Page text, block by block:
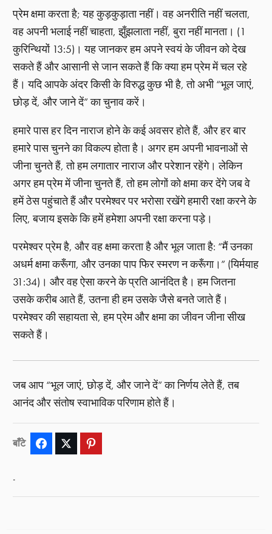
प्रेम क्षमा करता है; यह कुड़कुड़ाता नहीं। वह अनरीति नहीं चलता,
वह अपनी भलाई नहीं चाहता, झुँझलाता नहीं, बुरा नहीं मानता। (1
कुरिन्थियों 13:5)। यह जानकर हम अपने स्वयं के जीवन को देख
सकते हैं और आसानी से जान सकते हैं कि क्या हम प्रेम में चल रहे
हैं। यदि आपके अंदर किसी के विरुद्ध कुछ भी है, तो अभी “भूल जाएं,
छोड़ दें, और जाने दें” का चुनाव करें।
हमारे पास हर दिन नाराज होने के कई अवसर होते हैं, और हर बार
हमारे पास चुनने का विकल्प होता है। अगर हम अपनी भावनाओं से
जीना चुनते हैं, तो हम लगातार नाराज और परेशान रहेंगे। लेकिन
अगर हम प्रेम में जीना चुनते हैं, तो हम लोगों को क्षमा कर देंगे जब वे
हमें ठेस पहुंचाते हैं और परमेश्वर पर भरोसा रखेंगे हमारी रक्षा करने के
लिए, बजाय इसके कि हमें हमेशा अपनी रक्षा करना पड़े।
परमेश्वर प्रेम है, और वह क्षमा करता है और भूल जाता है: “मैं उनका
अधर्म क्षमा करूँगा, और उनका पाप फिर स्मरण न करूँगा।” (यिर्मयाह
31:34)। और वह ऐसा करने के प्रति आनंदित है। हम जितना
उसके करीब आते हैं, उतना ही हम उसके जैसे बनते जाते हैं।
परमेश्वर की सहायता से, हम प्रेम और क्षमा का जीवन जीना सीख
सकते हैं।
जब आप “भूल जाएं, छोड़ दें, और जाने दें” का निर्णय लेते हैं, तब
आनंद और संतोष स्वाभाविक परिणाम होते हैं।
बाँटे Facebook Twitter
.